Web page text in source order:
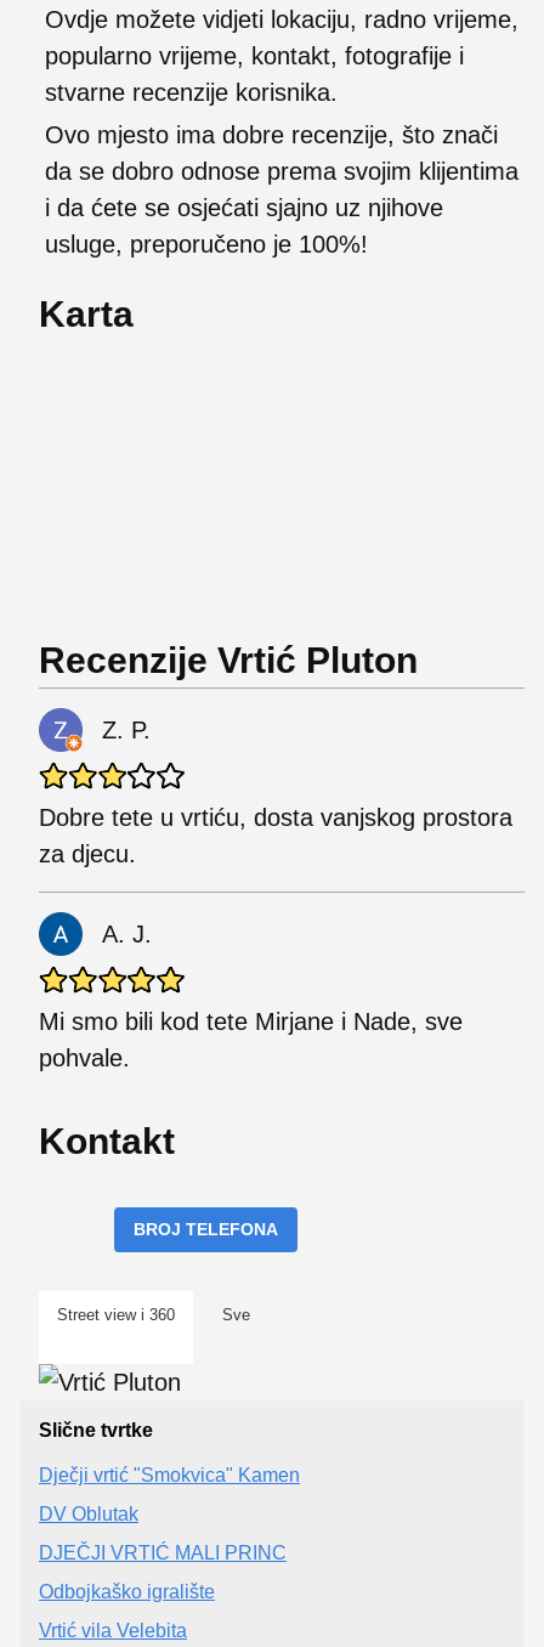
Ovdje možete vidjeti lokaciju, radno vrijeme,
popularno vrijeme, kontakt, fotografije i
stvarne recenzije korisnika.
Ovo mjesto ima dobre recenzije, što znači
da se dobro odnose prema svojim klijentima
i da ćete se osjećati sjajno uz njihove
usluge, preporučeno je 100%!
Karta
Recenzije Vrtić Pluton
Z. P.
Dobre tete u vrtiću, dosta vanjskog prostora
za djecu.
A. J.
Mi smo bili kod tete Mirjane i Nade, sve
pohvale.
Kontakt
BROJ TELEFONA
Street view i 360 Sve
Slične tvrtke
Dječji vrtić "Smokvica" Kamen
DV Oblutak
DJEČJI VRTIĆ MALI PRINC
Odbojkaško igralište
Vrtić vila Velebita